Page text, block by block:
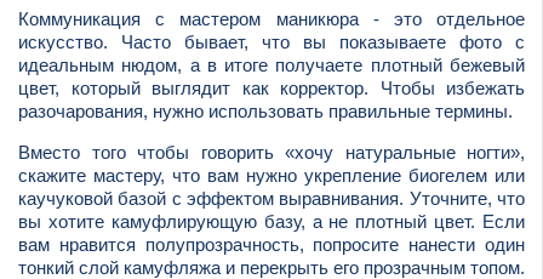
Коммуникация с мастером маникюра - это отдельное
искусство. Часто бывает, что вы показываете фото с
идеальным нюдом, а в итоге получаете плотный бежевый
цвет, который выглядит как корректор. Чтобы избежать
разочарования, нужно использовать правильные термины.
Вместо того чтобы говорить «хочу натуральные ногти»,
скажите мастеру, что вам нужно укрепление биогелем или
каучуковой базой с эффектом выравнивания. Уточните, что
вы хотите камуфлирующую базу, а не плотный цвет. Если
вам нравится полупрозрачность, попросите нанести один
тонкий слой камуфляжа и перекрыть его прозрачным топом.